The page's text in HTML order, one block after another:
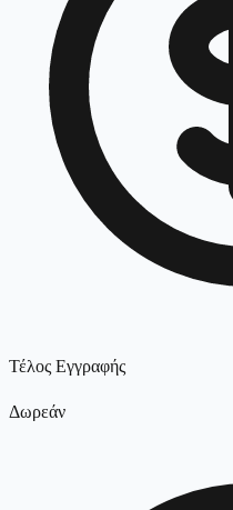
Τέλος Εγγραφής
Δωρεάν